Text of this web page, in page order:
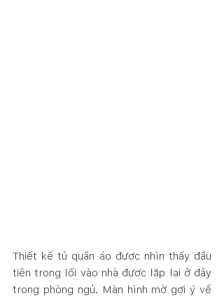
Thiết kế tủ quần áo được nhìn thấy đầu
tiên trong lối vào nhà được lặp lại ở đây
trong phòng ngủ. Màn hình mờ gợi ý về